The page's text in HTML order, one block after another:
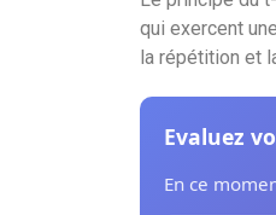
qui exercent
la répétition et
Evaluez
En ce